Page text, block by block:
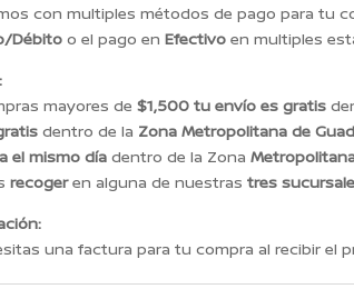
con multiples métodos de pago para tu
Débito o el pago enEfectivo en multiples
mayores de$1,500 tu envío es gratis
dentro de la Zona Metropolitana de
el mismo día dentro de la Zona
recogeren alguna de nuestrastres
una factura para tu compra al recibir el